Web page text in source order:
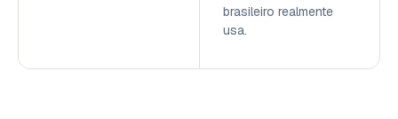
brasileiro realmente
usa.